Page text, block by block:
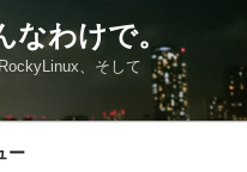
わけで。
、そして
ー